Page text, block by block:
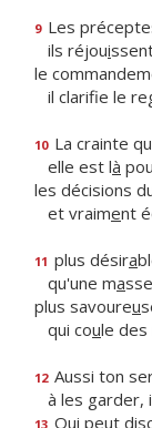
9 Les
ils réjoui
le
il clarife le
10 La crainte
elle est là
les décisions
et vraiment
11 plus désira
qu'une ma
plus savoureu
qui coule des
12 Aussi ton
à les garder,
13 Qui peut